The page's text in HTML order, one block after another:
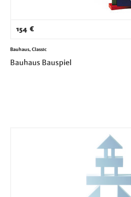
154 €
Bauhaus, Classic
Bauhaus Bauspiel